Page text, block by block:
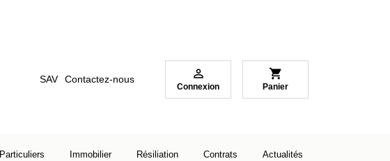
SAV Contactez-nous 
Connexion
shopping_cart
Panier
Particuliers Immobilier Résiliation Contrats Actualités